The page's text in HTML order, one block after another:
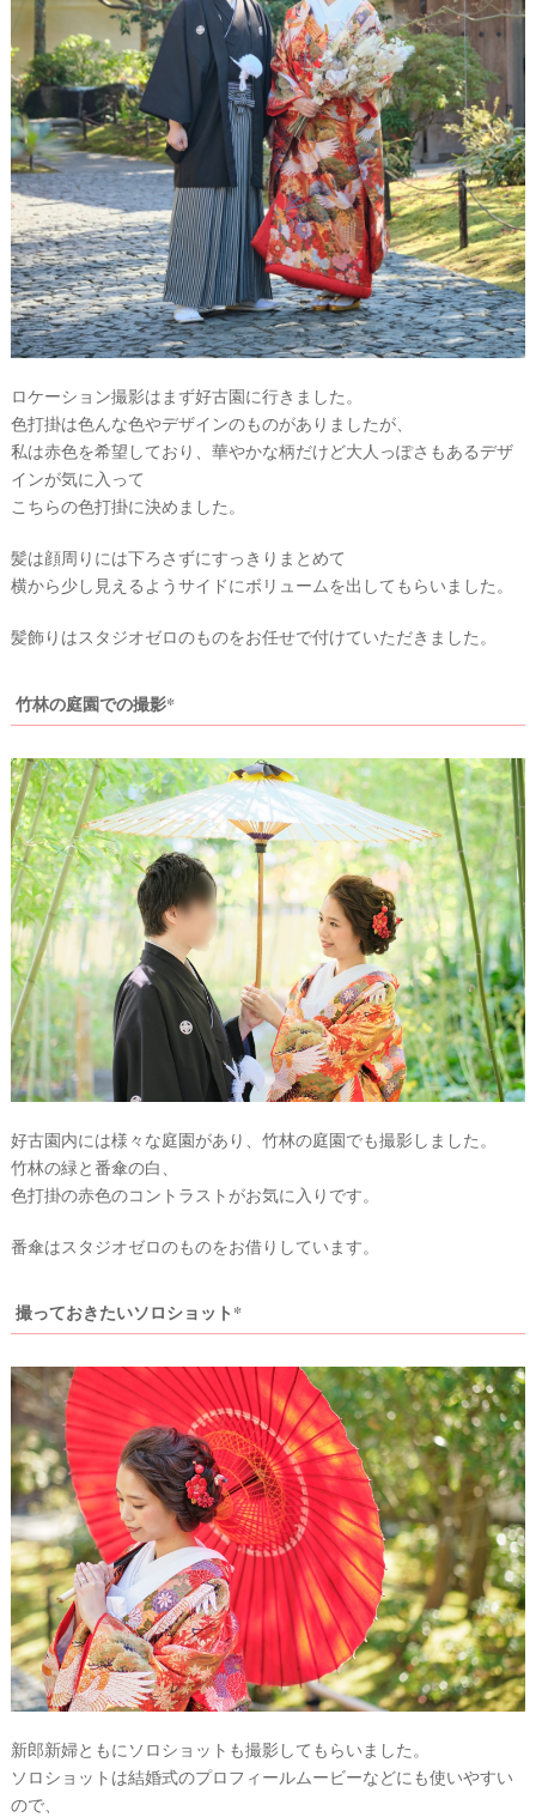
ロケーション撮影はまず好古園に行きました。
色打掛は色んな色やデザインのものがありましたが、
私は赤色を希望しており、華やかな柄だけど大人っぽさもあるデザ
インが気に入って
こちらの色打掛に決めました。
髪は顔周りには下ろさずにすっきりまとめて
横から少し見えるようサイドにボリュームを出してもらいました。
髪飾りはスタジオゼロのものをお任せで付けていただきました。
竹林の庭園での撮影*
好古園内には様々な庭園があり、竹林の庭園でも撮影しました。
竹林の緑と番傘の白、
色打掛の赤色のコントラストがお気に入りです。
番傘はスタジオゼロのものをお借りしています。
撮っておきたいソロショット*
新郎新婦ともにソロショットも撮影してもらいました。
ソロショットは結婚式のプロフィールムービーなどにも使いやすい
ので、
#
プ
レ
花
嫁
#
卒
花
ウ
チ
ギ
フ
ト
沖
縄
#
ビ
ー
フ
ォ
ト
ウ
ェ
デ
ィ
ン
グ
フ
ォ
ト
ウ
エ
デ
ン
グ
ア
イ
ム